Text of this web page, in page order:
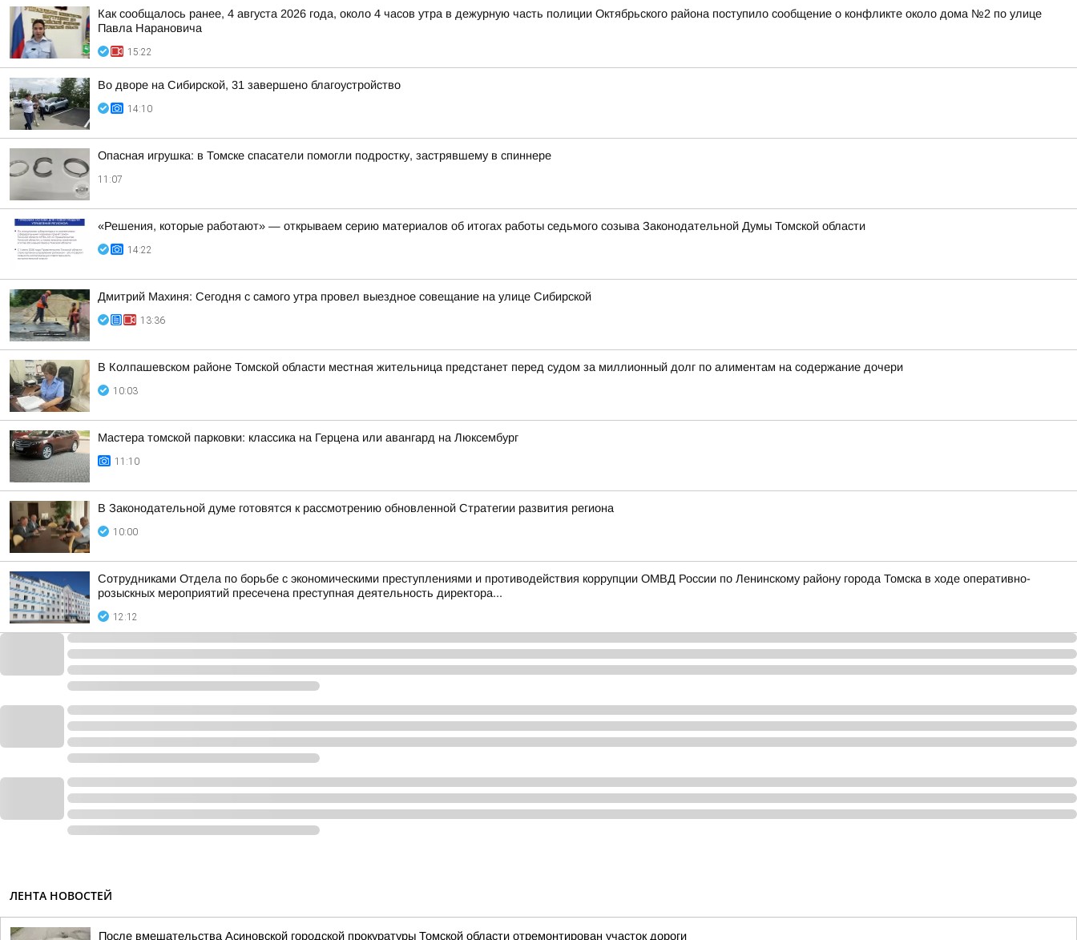
Как сообщалось ранее, 4 августа 2026 года, около 4 часов утра в дежурную часть полиции Октябрьского района поступило сообщение о конфликте около дома №2 по улице
Павла Нарановича
15:22
Во дворе на Сибирской, 31 завершено благоустройство
14:10
Опасная игрушка: в Томске спасатели помогли подростку, застрявшему в спиннере
11:07
«Решения, которые работают» — открываем серию материалов об итогах работы седьмого созыва Законодательной Думы Томской области
14:22
Дмитрий Махиня: Сегодня с самого утра провел выездное совещание на улице Сибирской
13:36
В Колпашевском районе Томской области местная жительница предстанет перед судом за миллионный долг по алиментам на содержание дочери
10:03
Мастера томской парковки: классика на Герцена или авангард на Люксембург
11:10
В Законодательной думе готовятся к рассмотрению обновленной Стратегии развития региона
10:00
Сотрудниками Отдела по борьбе с экономическими преступлениями и противодействия коррупции ОМВД России по Ленинскому району города Томска в ходе оперативно-
розыскных мероприятий пресечена преступная деятельность директора...
12:12
ЛЕНТА НОВОСТЕЙ
После вмешательства Асиновской городской прокуратуры Томской области отремонтирован участок дороги